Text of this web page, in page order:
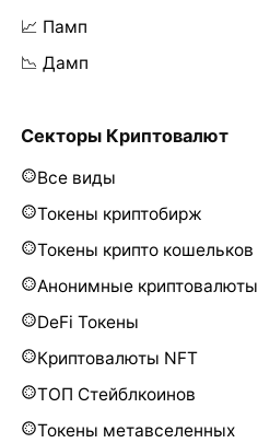
📈 Памп
📉 Дамп
Секторы Криптовалют
Все виды
Токены криптобирж
Токены крипто кошельков
Анонимные криптовалюты
DeFi Токены
Криптовалюты NFT
ТОП Стейблкоинов
Токены метавселенных